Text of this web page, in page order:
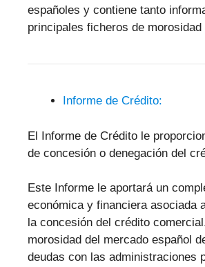
españoles y contiene tanto
principales ficheros de
Informe de Crédito:
El Informe de Crédito le
de concesión o denegación del
Este Informe le aportará un
económica y financiera asociada
la concesión del crédito
morosidad del mercado español
deudas con las administraciones